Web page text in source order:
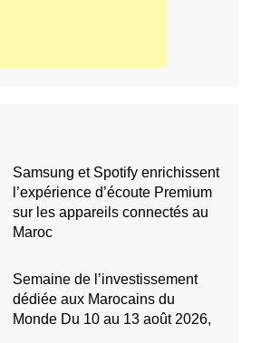
Samsung et Spotify enrichissent
l’expérience d’écoute Premium
sur les appareils connectés au
Maroc
Semaine de l’investissement
dédiée aux Marocains du
Monde Du 10 au 13 août 2026,